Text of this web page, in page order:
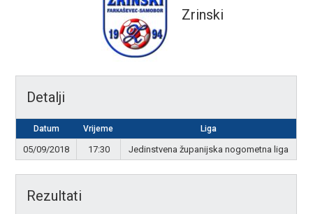
Zrinski
Detalji
Datum Vrijeme Liga
05/09/2018 17:30 Jedinstvena županijska nogometna liga
Rezultati